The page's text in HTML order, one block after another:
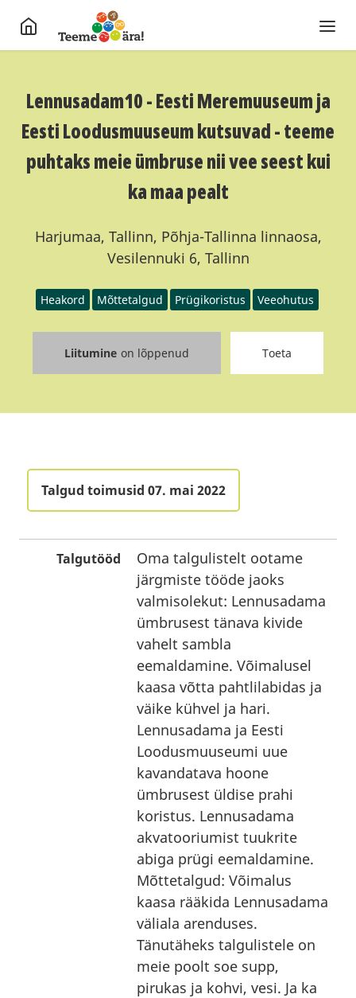
Lennusadam10 - Eesti Meremuuseum ja
Eesti Loodusmuuseum kutsuvad - teeme
puhtaks meie ümbruse nii vee seest kui
ka maa pealt
Harjumaa, Tallinn, Põhja-Tallinna linnaosa,
Vesilennuki 6, Tallinn
Heakord Mõttetalgud Prügikoristus Veeohutus
Liitumine on lõppenud Toeta
Talgud toimusid 07. mai 2022
Talgutööd
Oma talgulistelt ootame
järgmiste tööde jaoks
valmisolekut: Lennusadama
ümbrusest tänava kivide
vahelt sambla
eemaldamine. Võimalusel
kaasa võtta pahtlilabidas ja
väike kühvel ja hari.
Lennusadama ja Eesti
Loodusmuuseumi uue
kavandatava hoone
ümbrusest üldise prahi
koristus. Lennusadama
akvatooriumist tuukrite
abiga prügi eemaldamine.
Mõttetalgud: Võimalus
kaasa rääkida Lennusadama
väliala arenduses.
Tänutäheks talgulistele on
meie poolt soe supp,
pirukas ja kohvi, vesi. Ja ka